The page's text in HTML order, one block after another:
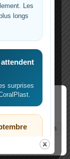
navigation. En
de cookies
VOIR LES PRÉFÉRENCES
Les
longs
surprises